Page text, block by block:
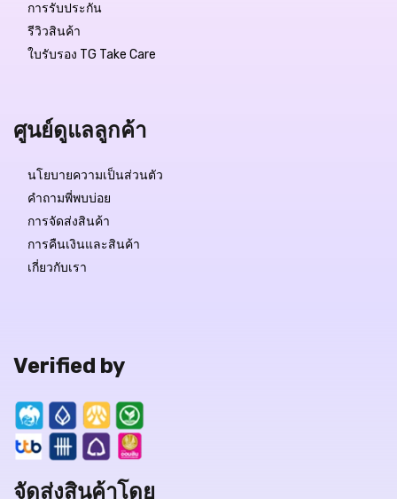
การรับประกัน
รีวิวสินค้า
ใบรับรอง TG Take Care
ศูนย์ดูแลลูกค้า
นโยบายความเป็นส่วนตัว
คำถามพี่พบบ่อย
การจัดส่งสินค้า
การคืนเงินและสินค้า
เกี่ยวกับเรา
Verified by
จัดส่งสินค้าโดย